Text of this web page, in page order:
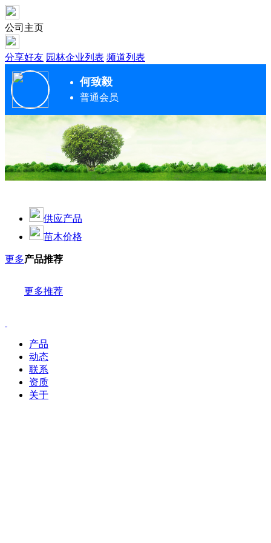
公司主页
分享好友 园林企业列表 频道列表
何致毅
普通会员
供应产品
苗木价格
更多产品推荐
更多推荐
产品
动态
联系
资质
关于